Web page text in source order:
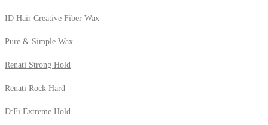
ID Hair Creative Fiber Wax
Pure & Simple Wax
Renati Strong Hold
Renati Rock Hard
D:Fi Extreme Hold